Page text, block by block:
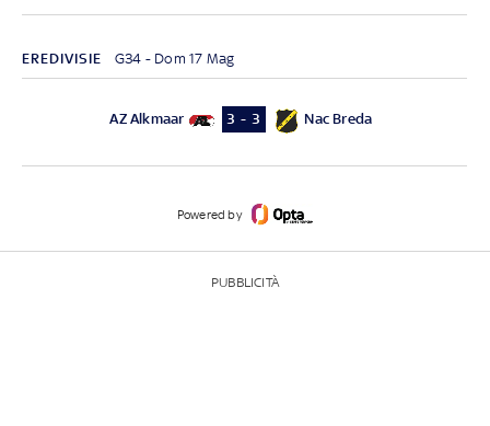
EREDIVISIE G34 - Dom 17 Mag
AZ Alkmaar 3 - 3 Nac Breda
Powered by
PUBBLICITÀ